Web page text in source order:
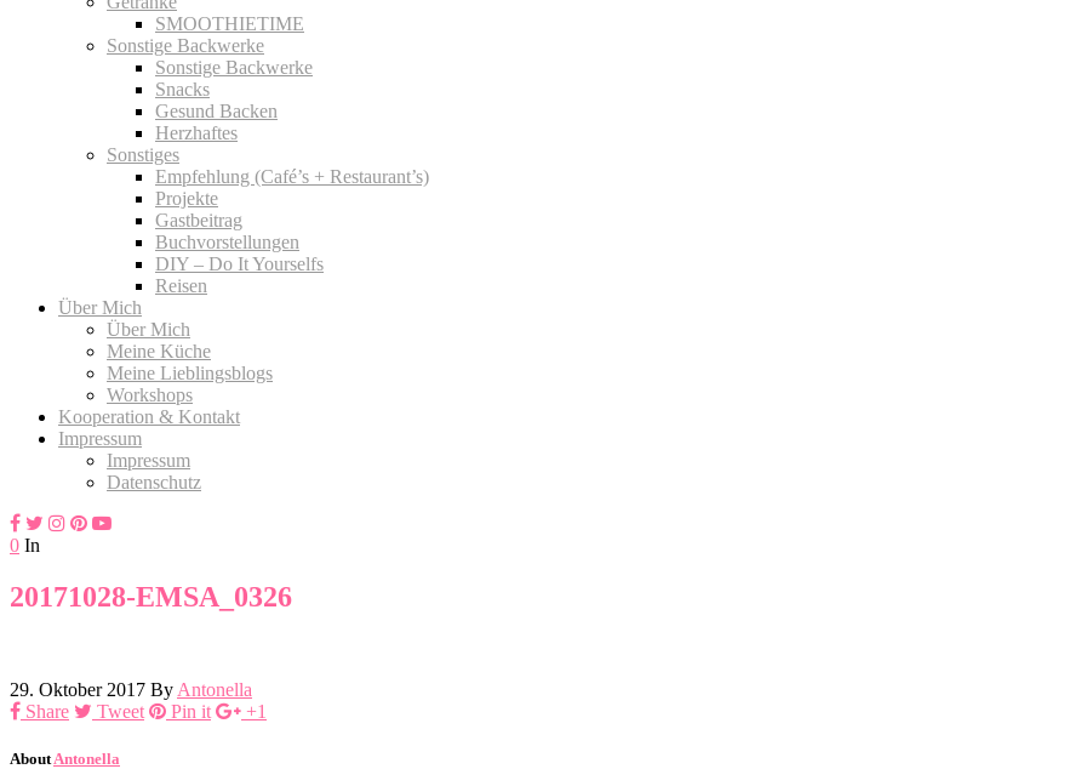
SMOOTHIETIME
Sonstige Backwerke
Sonstige Backwerke
Snacks
Gesund Backen
Herzhaftes
Sonstiges
Empfehlung (Café’s + Restaurant’s)
Projekte
Gastbeitrag
Buchvorstellungen
DIY – Do It Yourselfs
Reisen
Über Mich
Über Mich
Meine Küche
Meine Lieblingsblogs
Workshops
Kooperation & Kontakt
Impressum
Impressum
Datenschutz
0 In
20171028-EMSA_0326
29. Oktober 2017 By Antonella
Share
Tweet Pin it +1
About Antonella